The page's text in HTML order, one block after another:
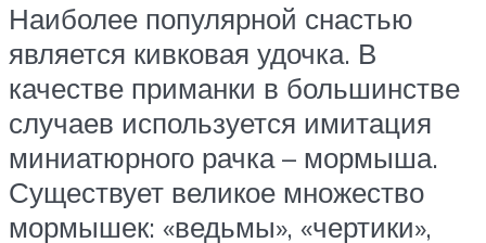
Наиболее популярной снастью
является кивковая удочка. В
качестве приманки в большинстве
случаев используется имитация
миниатюрного рачка – мормыша.
Существует великое множество
мормышек: «ведьмы», «чертики»,